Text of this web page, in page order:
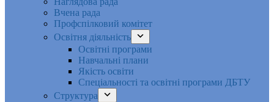
Вчена рада
Профспілковий комітет
Освітня діяльність
Освітні програми
Навчальні плани
Якість освіти
Спеціальності та освітні програми ДБТУ
Структура